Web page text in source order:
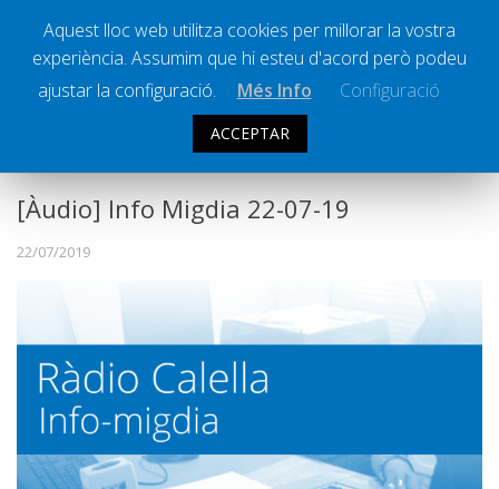
Societat
Successos
La Banqueta
Transmissions Esportives
Pòdcasts
Vídeos
Ràdio Calella Televisió
INFORMATIUS
[Àudio] Info Migdia 22-07-19
22/07/2019
Aquest lloc web utilitza cookies per millorar la vostra
experiència. Assumim que hi esteu d'acord però podeu
ajustar la configuració.
Més Info Configuració
ACCEPTAR